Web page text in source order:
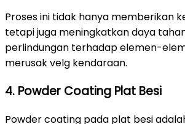
Proses ini tidak hanya memberikan
tetapi juga meningkatkan daya
perlindungan terhadap elemen-
merusak velg kendaraan.
4. Powder Coating Plat Besi
Powder coating pada plat besi